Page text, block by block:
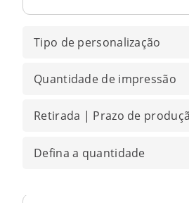
Tipo de personalização
Quantidade de impressão
Retirada | Prazo de
Defina a quantidade